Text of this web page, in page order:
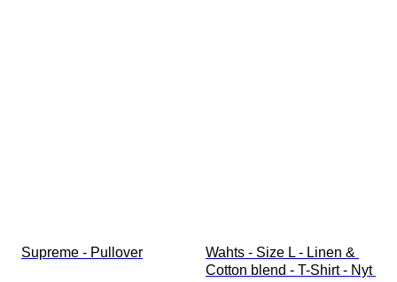
Supreme - Pullover
Wahts - Size L - Linen &
Cotton blend - T-Shirt - Nyt